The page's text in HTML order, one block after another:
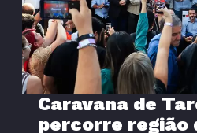
Caravana de
percorre região